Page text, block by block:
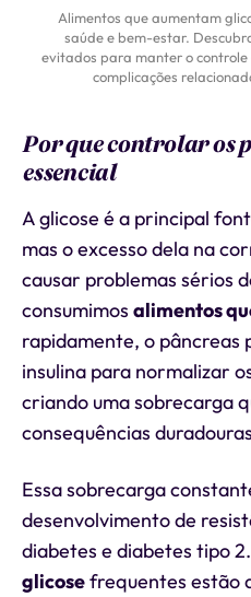
Alimentos que aumentam
saúde e bem-estar.
evitados para manter o
complicações
Por que controlar os
essencial
A glicose é a principal
mas o excesso dela na
causar problemas sérios
consumimos alimentos
rapidamente, o pâncreas
insulina para normalizar
criando uma sobrecarga
consequências
Essa sobrecarga
desenvolvimento de
diabetes e diabetes tipo
glicosefrequentes estão